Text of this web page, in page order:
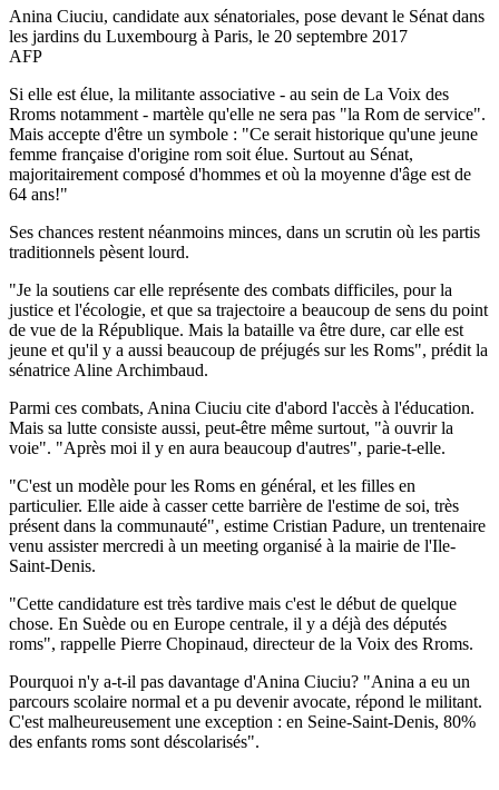
Anina Ciuciu, candidate aux sénatoriales, pose devant le Sénat dans
les jardins du Luxembourg à Paris, le 20 septembre 2017
AFP
Si elle est élue, la militante associative - au sein de La Voix des
Rroms notamment - martèle qu'elle ne sera pas "la Rom de service".
Mais accepte d'être un symbole : "Ce serait historique qu'une jeune
femme française d'origine rom soit élue. Surtout au Sénat,
majoritairement composé d'hommes et où la moyenne d'âge est de
64 ans!"
Ses chances restent néanmoins minces, dans un scrutin où les partis
traditionnels pèsent lourd.
"Je la soutiens car elle représente des combats difficiles, pour la
justice et l'écologie, et que sa trajectoire a beaucoup de sens du point
de vue de la République. Mais la bataille va être dure, car elle est
jeune et qu'il y a aussi beaucoup de préjugés sur les Roms", prédit la
sénatrice Aline Archimbaud.
Parmi ces combats, Anina Ciuciu cite d'abord l'accès à l'éducation.
Mais sa lutte consiste aussi, peut-être même surtout, "à ouvrir la
voie". "Après moi il y en aura beaucoup d'autres", parie-t-elle.
"C'est un modèle pour les Roms en général, et les filles en
particulier. Elle aide à casser cette barrière de l'estime de soi, très
présent dans la communauté", estime Cristian Padure, un trentenaire
venu assister mercredi à un meeting organisé à la mairie de l'Ile-
Saint-Denis.
"Cette candidature est très tardive mais c'est le début de quelque
chose. En Suède ou en Europe centrale, il y a déjà des députés
roms", rappelle Pierre Chopinaud, directeur de la Voix des Rroms.
Pourquoi n'y a-t-il pas davantage d'Anina Ciuciu? "Anina a eu un
parcours scolaire normal et a pu devenir avocate, répond le militant.
C'est malheureusement une exception : en Seine-Saint-Denis, 80%
des enfants roms sont déscolarisés".